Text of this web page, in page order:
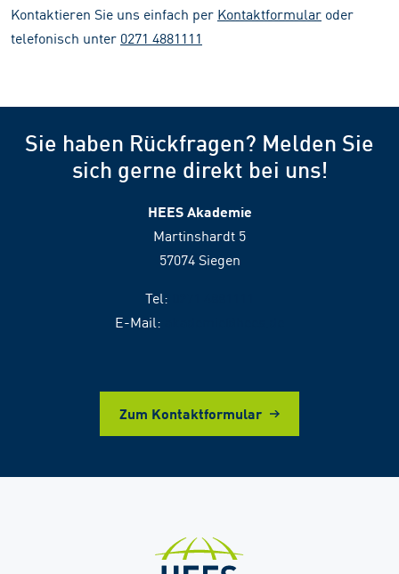
Kontaktieren Sie uns einfach per Kontaktformular oder
telefonisch unter 0271 4881111
Sie haben Rückfragen? Melden Sie
sich gerne direkt bei uns!
HEES Akademie
Martinshardt 5
57074 Siegen
Tel:
E-Mail:
Zum Kontaktformular